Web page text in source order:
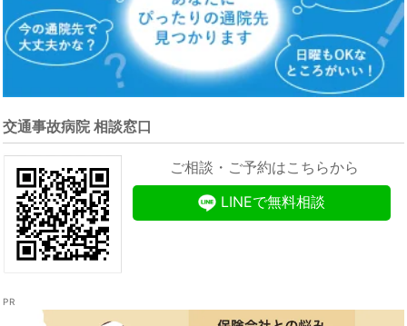
交通事故病院 相談窓口
ご相談・ご予約はこちらから
LINEで無料相談